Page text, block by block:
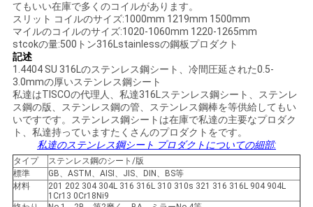
ニ
ュ
ー
ス
場
合
てもいい在庫で多くのコイルがあります。
スリット コイルのサイズ:1000mm 1219mm 1500mm
マイルのコイルのサイズ:1020-1060mm 1220-1265mm
stcokの量:500トン316Lstainlessの鋼板プロダクト
記述
1.4404 SU 316Lのステンレス鋼シート、冷間圧延された0.5-
3.0mmの厚いステンレス鋼シート
私達はTISCOの代理人、私達316Lステンレス鋼シート、ステンレ
ス鋼の版、ステンレス鋼の管、ステンレス鋼棒を等供給してもい
いですです。ステンレス鋼シートは在庫で私達の主要なプロダク
ト、私達持っていますたくさんのプロダクトをです。
私達のステンレス鋼シート プロダクトについての細部:
タイプ
ステンレス鋼のシート/版
標準
GB、ASTM、AISI、JIS、DIN、BS等
材料
201 202 304 304L 316 316L 310 310s 321 316 316L 904 904L
1Cr13 0Cr18Ni9